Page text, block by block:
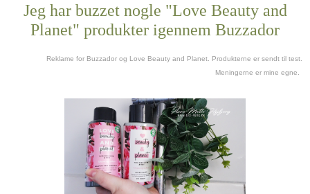
Jeg har buzzet nogle "Love Beauty and
Planet" produkter igennem Buzzador
Reklame for Buzzador og Love Beauty and Planet. Produkterne er sendt til test.
Meningerne er mine egne.